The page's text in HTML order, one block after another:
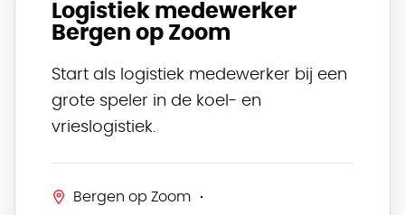
Logistiek medewerker
Bergen op Zoom
Start als logistiek medewerker bij een
grote speler in de koel- en
vrieslogistiek.
Bergen op Zoom